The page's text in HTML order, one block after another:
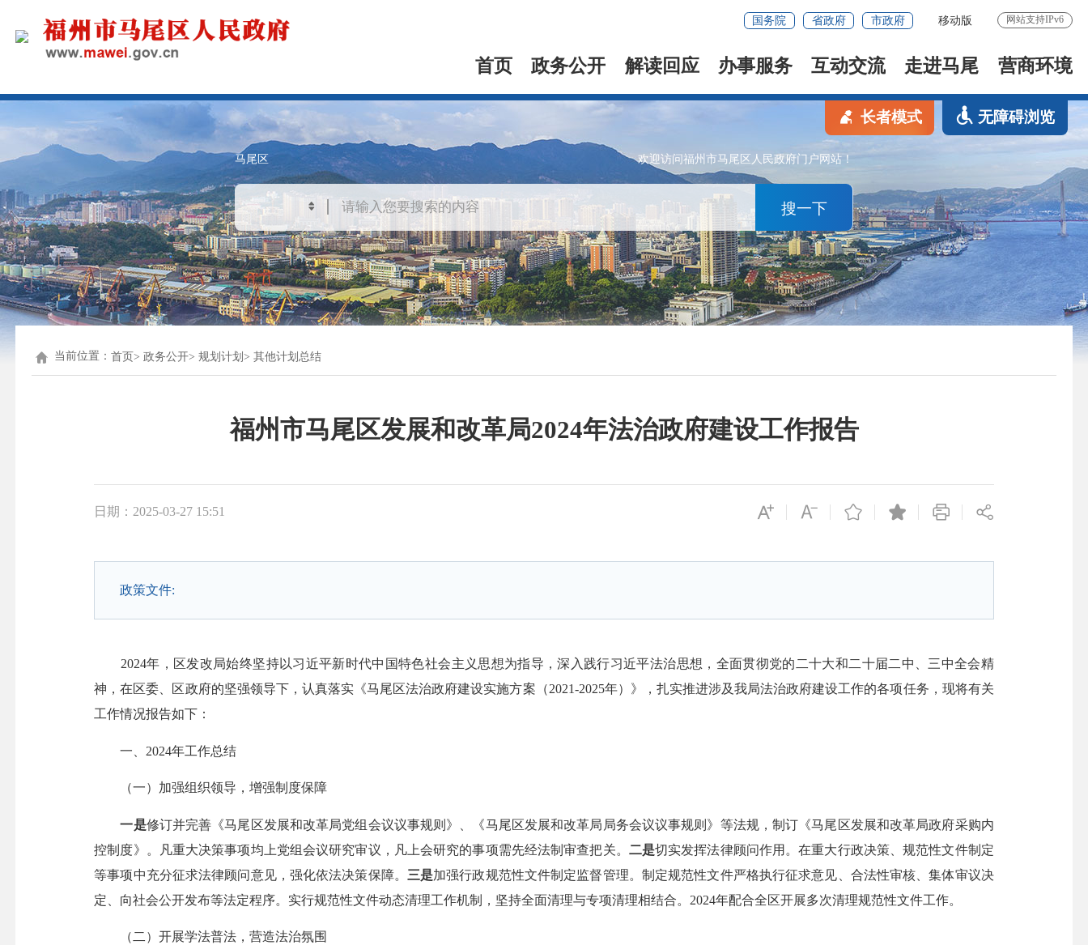
国务院 省政府 市政府 移动版 网站支持IPv6
首页 政务公开 解读回应 办事服务 互动交流 走进马尾 营商环境
马尾区 欢迎访问福州市马尾区人民政府门户网站！
搜一下
长者模式 无障碍浏览
当前位置：首页 政务公开 规划计划 其他计划总结
福州市马尾区发展和改革局2024年法治政府建设工作报告
日期：2025-03-27 15:51
政策文件:
2024年，区发改局始终坚持以习近平新时代中国特色社会主义思想为指导，深入践行习近平法治思想，全面贯彻党的二十大和二十届二中、三中全会精
神，在区委、区政府的坚强领导下，认真落实《马尾区法治政府建设实施方案（2021-2025年）》，扎实推进涉及我局法治政府建设工作的各项任务，现将有关
工作情况报告如下：
一、2024年工作总结
（一）加强组织领导，增强制度保障
一是修订并完善《马尾区发展和改革局党组会议议事规则》、《马尾区发展和改革局局务会议议事规则》等法规，制订《马尾区发展和改革局政府采购内
控制度》。凡重大决策事项均上党组会议研究审议，凡上会研究的事项需先经法制审查把关。 二是切实发挥法律顾问作用。在重大行政决策、规范性文件制定
等事项中充分征求法律顾问意见，强化依法决策保障。 三是加强行政规范性文件制定监督管理。制定规范性文件严格执行征求意见、合法性审核、集体审议决
定、向社会公开发布等法定程序。实行规范性文件动态清理工作机制，坚持全面清理与专项清理相结合。2024年配合全区开展多次清理规范性文件工作。
（二）开展学法普法，营造法治氛围